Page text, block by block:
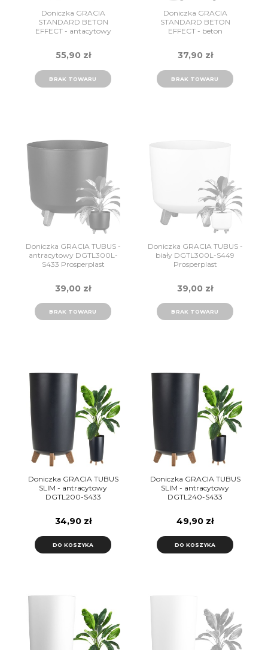
Doniczka GRACIA
STANDARD BETON
EFFECT - antacytowy
55,90 zł
BRAK TOWARU
Doniczka GRACIA
STANDARD BETON
EFFECT - beton
37,90 zł
BRAK TOWARU
Doniczka GRACIA TUBUS -
antracytowy DGTL300L-
S433 Prosperplast
39,00 zł
BRAK TOWARU
Doniczka GRACIA TUBUS -
biały DGTL300L-S449
Prosperplast
39,00 zł
BRAK TOWARU
Doniczka GRACIA TUBUS
SLIM - antracytowy
DGTL200-S433
34,90 zł
DO KOSZYKA
Doniczka GRACIA TUBUS
SLIM - antracytowy
DGTL240-S433
49,90 zł
DO KOSZYKA